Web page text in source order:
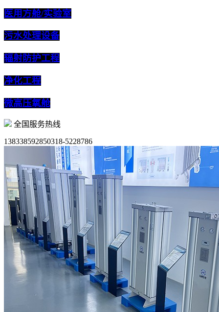
医用方舱/实验室
污水处理设备
辐射防护工程
净化工程
微高压氧舱
全国服务热线
138338592850318-5228786